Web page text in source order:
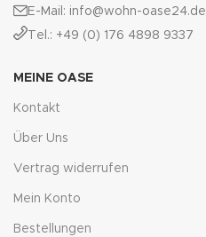
E-Mail: info@wohn-oase24.de
Tel.: +49 (0) 176 4898 9337
MEINE OASE
Kontakt
Über Uns
Vertrag widerrufen
Mein Konto
Bestellungen